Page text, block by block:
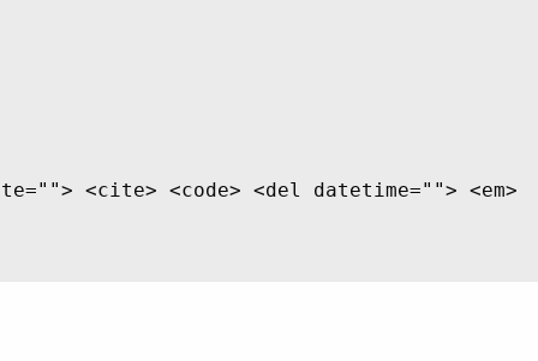
<cite> <code> <del datetime=""> <em>